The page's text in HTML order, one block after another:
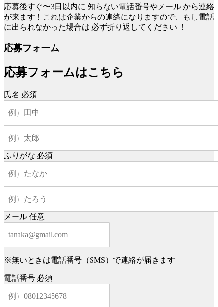
応募後すぐ〜3日以内に 知らない電話番号やメール から連絡
が来ます！これは企業からの連絡になりますので、もし電話
に出られなかった場合は 必ず折り返してください ！
応募フォーム
応募フォームはこちら
氏名 必須
ふりがな 必須
メール 任意
※無いときは電話番号（SMS）で連絡が届きます
電話番号 必須